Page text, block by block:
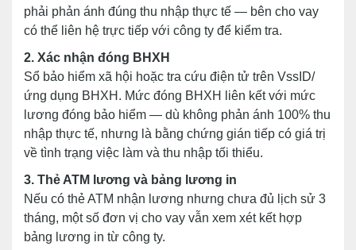
phải phản ánh đúng thu nhập thực tế — bên cho vay
có thể liên hệ trực tiếp với công ty để kiểm tra.
2. Xác nhận đóng BHXH
Sổ bảo hiểm xã hội hoặc tra cứu điện tử trên VssID/
ứng dụng BHXH. Mức đóng BHXH liên kết với mức
lương đóng bảo hiểm — dù không phản ánh 100% thu
nhập thực tế, nhưng là bằng chứng gián tiếp có giá trị
về tình trạng việc làm và thu nhập tối thiểu.
3. Thẻ ATM lương và bảng lương in
Nếu có thẻ ATM nhận lương nhưng chưa đủ lịch sử 3
tháng, một số đơn vị cho vay vẫn xem xét kết hợp
bảng lương in từ công ty.